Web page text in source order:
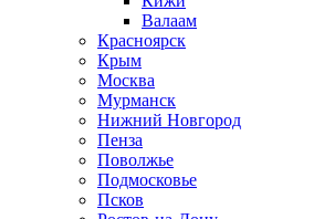
Валаам
Красноярск
Крым
Москва
Мурманск
Нижний Новгород
Пенза
Поволжье
Подмосковье
Псков